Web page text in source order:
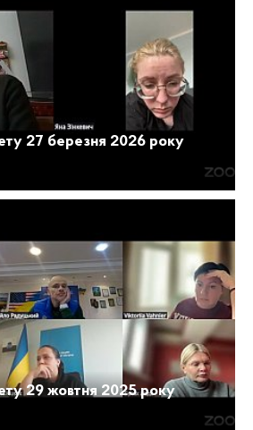
27 березня 2026 року
29 жовтня 2025 року